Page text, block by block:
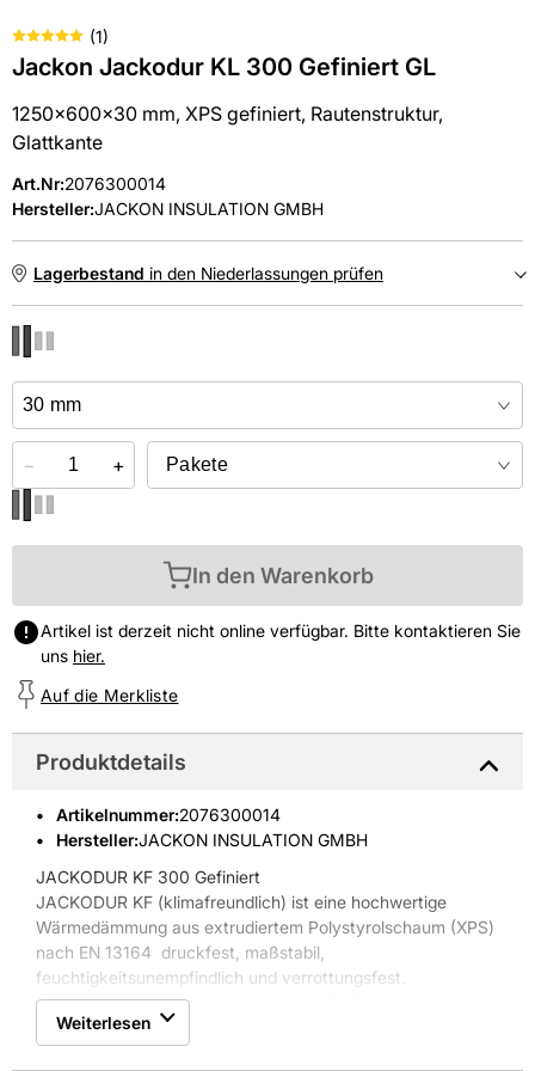
(1)
Jackon Jackodur KL 300 Gefiniert GL
1250x600x30 mm, XPS gefiniert, Rautenstruktur,
Glattkante
Art.Nr:2076300014
Hersteller:JACKON INSULATION GMBH
Lagerbestand in den Niederlassungen prüfen
Online kaufen &
− +
In den Warenkorb
Artikel ist derzeit nicht online verfügbar. Bitte kontaktieren Sie
uns hier.
Auf die Merkliste
Produktdetails
Artikelnummer:2076300014
Hersteller:JACKON INSULATION GMBH
JACKODUR KF 300 Gefiniert
JACKODUR KF (klimafreundlich) ist eine hochwertige
Wärmedämmung aus extrudiertem Polystyrolschaum (XPS)
nach EN 13164  druckfest, maßstabil,
feuchtigkeitsunempfindlich und verrottungsfest.
Dank dieser Eigenschaften ist JACKODUR KF für
unterschiedliche Bauanwendungen einsetzbar. Die
Wärmedämmung ist mit einer rauen, strukturierten
Weiterlesen